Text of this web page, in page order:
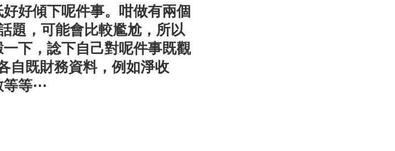
好傾下呢件事。咁做有兩個
題，可能會比較尷尬，所以
下，諗下自己對呢件事既觀
自既財務資料，例如淨收
等等⋯